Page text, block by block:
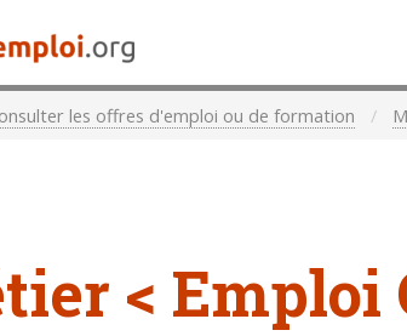
les offres d'emploi ou de formation
< Emploi